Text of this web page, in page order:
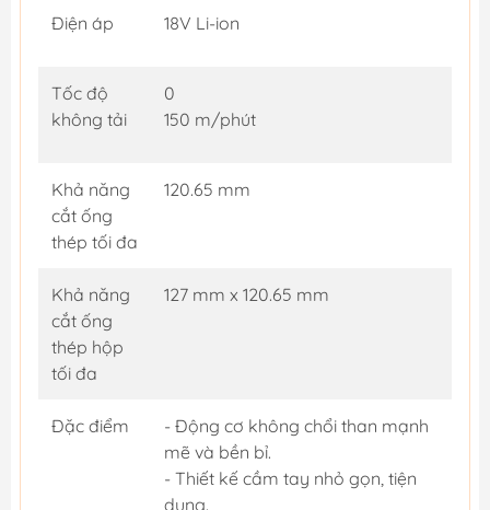
Điện áp 18V Li-ion
Tốc độ
không tải
0
150 m/phút
Khả năng
cắt ống
thép tối đa
120.65 mm
Khả năng
cắt ống
thép hộp
tối đa
127 mm x 120.65 mm
Đặc điểm
- Động cơ không chổi than mạnh
mẽ và bền bỉ.
- Thiết kế cầm tay nhỏ gọn, tiện
dụng.